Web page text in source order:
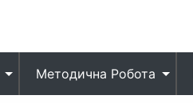
Методична Робота